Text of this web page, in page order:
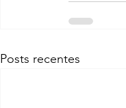
Posts recentes